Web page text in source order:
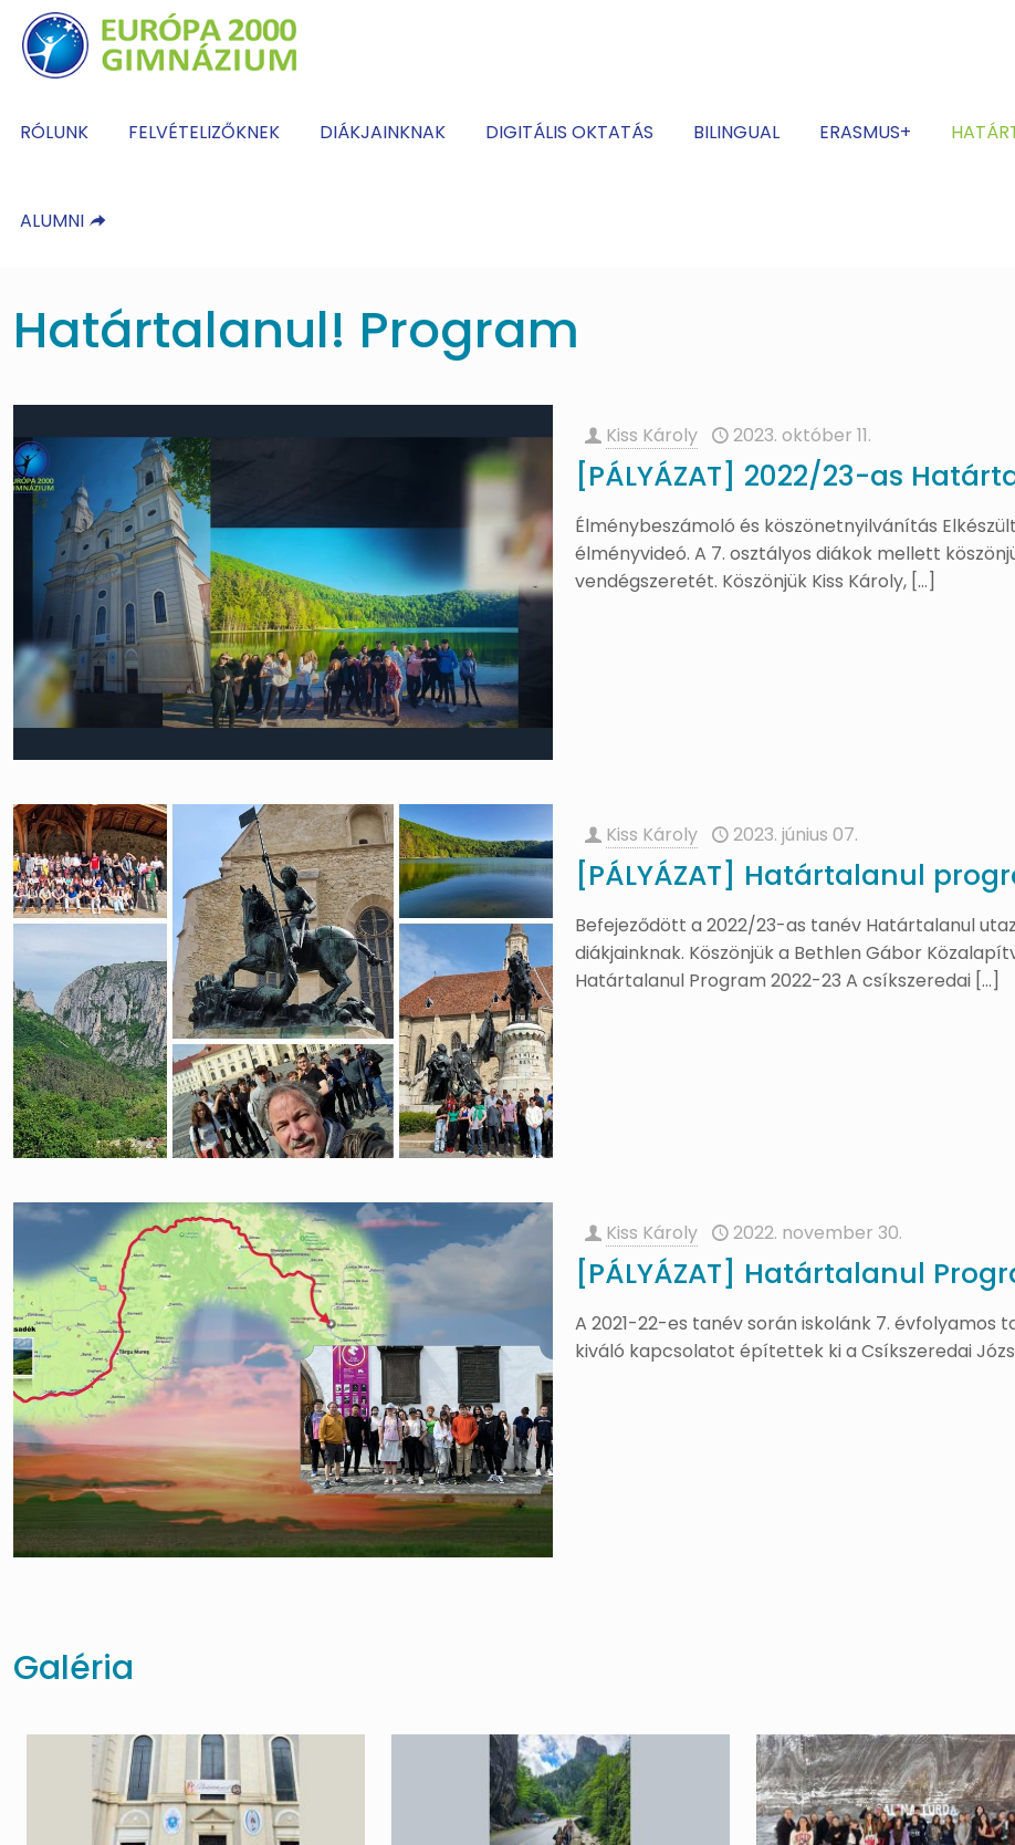
RÓLUNK FELVÉTELIZŐKNEK DIÁKJAINKNAK DIGITÁLIS OKTATÁS BILINGUAL ERASMUS+
ALUMNI
Határtalanul! Program
Kiss Károly 2023. október 11.
[PÁLYÁZAT] 2022/23-as
Élménybeszámoló és köszönetnyilvánítás
élményvideó. A 7. osztályos diákok mellett
vendégszeretét. Köszönjük Kiss Károly, […]
Kiss Károly 2023. június 07.
[PÁLYÁZAT] Határtalanul
Befejeződött a 2022/23-as tanév Határtalanul
diákjainknak. Köszönjük a Bethlen Gábor
Határtalanul Program 2022-23 A csíkszeredai […]
Kiss Károly 2022. november 30.
[PÁLYÁZAT] Határtalanul
A 2021-22-es tanév során iskolánk 7.
kiváló kapcsolatot építettek ki a Csíkszeredai
Galéria